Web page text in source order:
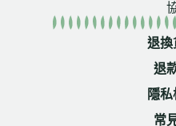
退換
退
隱
常